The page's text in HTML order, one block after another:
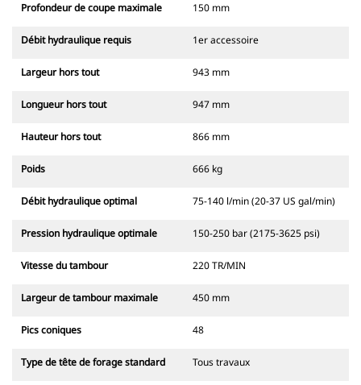
Profondeur de coupe maximale 150 mm
Débit hydraulique requis 1er accessoire
Largeur hors tout 943 mm
Longueur hors tout 947 mm
Hauteur hors tout 866 mm
Poids 666 kg
Débit hydraulique optimal 75-140 l/min (20-37 US gal/min)
Pression hydraulique optimale 150-250 bar (2175-3625 psi)
Vitesse du tambour 220 TR/MIN
Largeur de tambour maximale 450 mm
Pics coniques 48
Type de tête de forage standard Tous travaux